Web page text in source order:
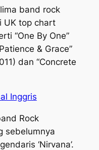
band rock
UK top chart
“One By One”
& Grace”
dan “Concrete
Inggris
Rock
sebelumnya
‘Nirvana’.